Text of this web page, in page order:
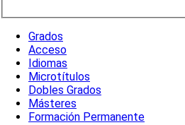
Grados
Acceso
Idiomas
Microtítulos
Dobles Grados
Másteres
Formación Permanente